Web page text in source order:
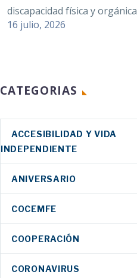
discapacidad física y orgánica
16 julio, 2026
CATEGORIAS
ACCESIBILIDAD Y VIDA
INDEPENDIENTE
ANIVERSARIO
COCEMFE
COOPERACIÓN
CORONAVIRUS